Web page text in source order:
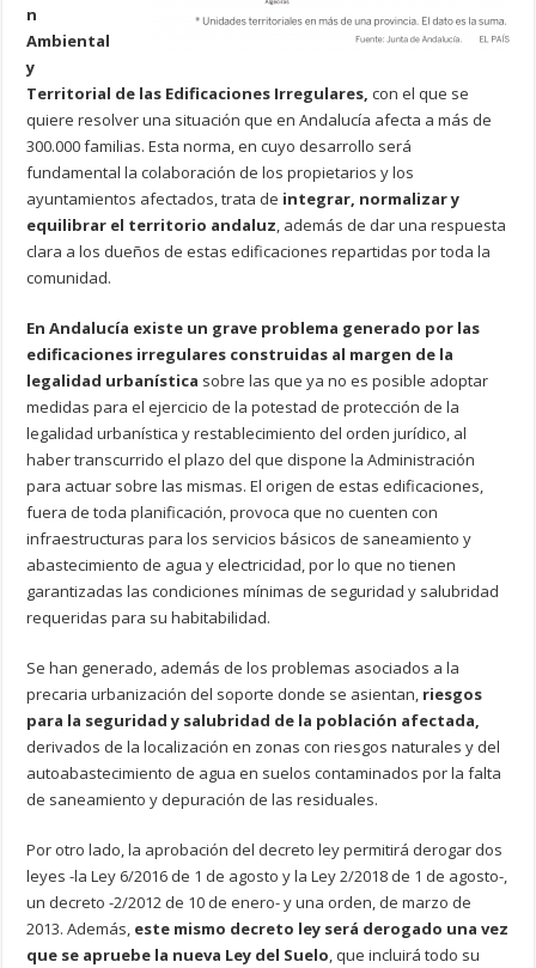
n
Ambiental
y
Territorial de las Edificaciones Irregulares, con el que se
quiere resolver una situación que en Andalucía afecta a más de
300.000 familias. Esta norma, en cuyo desarrollo será
fundamental la colaboración de los propietarios y los
ayuntamientos afectados, trata de integrar, normalizar y
equilibrar el territorio andaluz, además de dar una respuesta
clara a los dueños de estas edificaciones repartidas por toda la
comunidad.
En Andalucía existe un grave problema generado por las
edificaciones irregulares construidas al margen de la
legalidad urbanística sobre las que ya no es posible adoptar
medidas para el ejercicio de la potestad de protección de la
legalidad urbanística y restablecimiento del orden jurídico, al
haber transcurrido el plazo del que dispone la Administración
para actuar sobre las mismas. El origen de estas edificaciones,
fuera de toda planificación, provoca que no cuenten con
infraestructuras para los servicios básicos de saneamiento y
abastecimiento de agua y electricidad, por lo que no tienen
garantizadas las condiciones mínimas de seguridad y salubridad
requeridas para su habitabilidad.
Se han generado, además de los problemas asociados a la
precaria urbanización del soporte donde se asientan, riesgos
para la seguridad y salubridad de la población afectada,
derivados de la localización en zonas con riesgos naturales y del
autoabastecimiento de agua en suelos contaminados por la falta
de saneamiento y depuración de las residuales.
Por otro lado, la aprobación del decreto ley permitirá derogar dos
leyes -la Ley 6/2016 de 1 de agosto y la Ley 2/2018 de 1 de agosto-,
un decreto -2/2012 de 10 de enero- y una orden, de marzo de
2013. Además, este mismo decreto ley será derogado una vez
que se apruebe la nueva Ley del Suelo, que incluirá todo su